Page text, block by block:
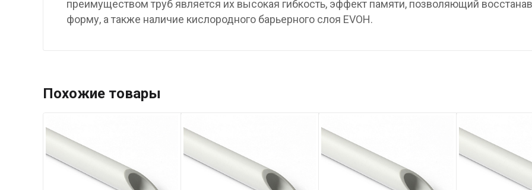
преимуществом труб является их высокая гибкость, эффект памяти, позволяющий
форму, а также наличие кислородного барьерного слоя EVOH.
Похожие товары